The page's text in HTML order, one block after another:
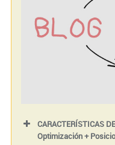
CARACTERÍSTICAS
Optimización +